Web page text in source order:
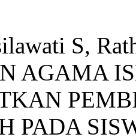
S,
AGAMA
PADA